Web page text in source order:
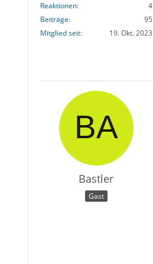
Reaktionen
4
Beiträge
95
Mitglied seit
19. Okt. 2023
Bastler
Gast